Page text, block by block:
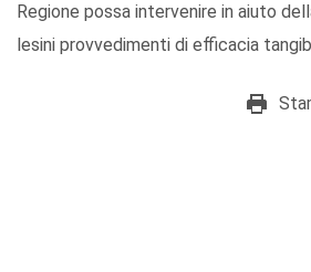
Regione possa intervenire in aiuto
lesini provvedimenti di efficacia